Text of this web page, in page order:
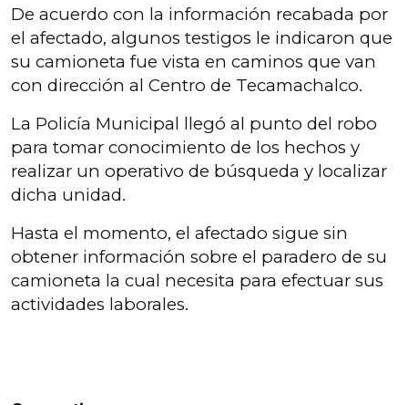
De acuerdo con la información recabada por
el afectado, algunos testigos le indicaron que
su camioneta fue vista en caminos que van
con dirección al Centro de Tecamachalco.
La Policía Municipal llegó al punto del robo
para tomar conocimiento de los hechos y
realizar un operativo de búsqueda y localizar
dicha unidad.
Hasta el momento, el afectado sigue sin
obtener información sobre el paradero de su
camioneta la cual necesita para efectuar sus
actividades laborales.